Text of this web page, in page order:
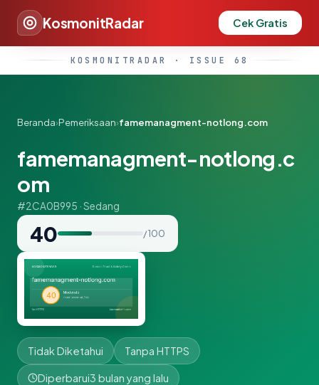
KosmonitRadar Cek Gratis
KOSMONITRADAR · ISSUE 68
Beranda›Pemeriksaan›famemanagment-notlong.com
famemanagment-notlong.c
om
#2CA0B995 · Sedang
40 / 100
Tidak Diketahui Tanpa HTTPS
Diperbarui3 bulan yang lalu